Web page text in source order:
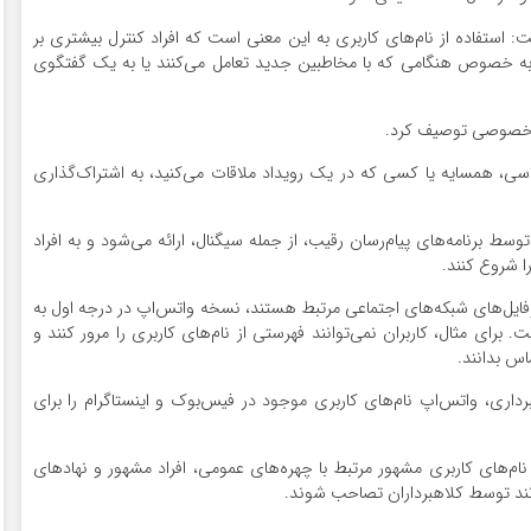
از نام‌های کاربری به این معنی است که افراد کنترل بیشتری بر
به خصوص هنگامی که با مخاطبین جدید تعامل می‌کنند یا به یک گفتگوی
خصوصی توصیف کرد.
همسایه یا کسی که در یک رویداد ملاقات می‌کنید، به اشتراک‌گذاری
پیام‌رسان رقیب، از جمله سیگنال، ارائه می‌شود و به افراد
شروع کنند.
شبکه‌های اجتماعی مرتبط هستند، نسخه واتس‌اپ در درجه اول به
مثال، کاربران نمی‌توانند فهرستی از نام‌های کاربری را مرور کنند و
بدانند.
واتس‌اپ نام‌های کاربری موجود در فیس‌بوک و اینستاگرام را برای
کاربری مشهور مرتبط با چهره‌های عمومی، افراد مشهور و نهادهای
توسط کلاهبرداران تصاحب شوند.